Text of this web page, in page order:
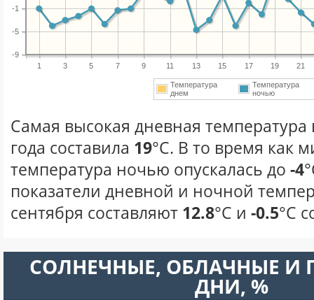
1 3 5 7 9 11 13 15 17 19 21
-9
-5
-1
Температура
днем
Температура
ночью
Самая высокая дневная температура
года составила 19°С. В то время как
температура ночью опускалась до -4
показатели дневной и ночной
сентября составляют 12.8°С и -0.5°С
CОЛНЕЧНЫЕ, ОБЛАЧНЫЕ И
ДНИ, %